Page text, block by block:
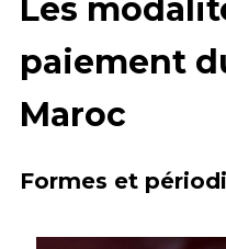
Les
paiement
Maroc
Formes et